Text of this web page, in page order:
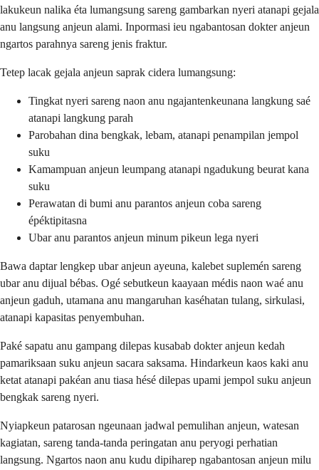
lakukeun nalika éta lumangsung sareng gambarkan nyeri atanapi gejala
anu langsung anjeun alami. Inpormasi ieu ngabantosan dokter anjeun
ngartos parahnya sareng jenis fraktur.
Tetep lacak gejala anjeun saprak cidera lumangsung:
Tingkat nyeri sareng naon anu ngajantenkeunana langkung saé
atanapi langkung parah
Parobahan dina bengkak, lebam, atanapi penampilan jempol
suku
Kamampuan anjeun leumpang atanapi ngadukung beurat kana
suku
Perawatan di bumi anu parantos anjeun coba sareng
épéktipitasna
Ubar anu parantos anjeun minum pikeun lega nyeri
Bawa daptar lengkep ubar anjeun ayeuna, kalebet suplemén sareng
ubar anu dijual bébas. Ogé sebutkeun kaayaan médis naon waé anu
anjeun gaduh, utamana anu mangaruhan kaséhatan tulang, sirkulasi,
atanapi kapasitas penyembuhan.
Paké sapatu anu gampang dilepas kusabab dokter anjeun kedah
pamariksaan suku anjeun sacara saksama. Hindarkeun kaos kaki anu
ketat atanapi pakéan anu tiasa hésé dilepas upami jempol suku anjeun
bengkak sareng nyeri.
Nyiapkeun patarosan ngeunaan jadwal pemulihan anjeun, watesan
kagiatan, sareng tanda-tanda peringatan anu peryogi perhatian
langsung. Ngartos naon anu kudu dipiharep ngabantosan anjeun milu